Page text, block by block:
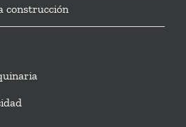
construcción